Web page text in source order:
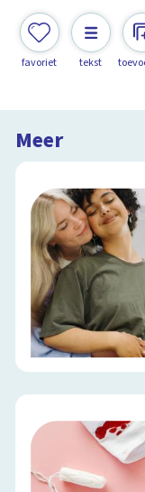
favoriet tekst
Meer